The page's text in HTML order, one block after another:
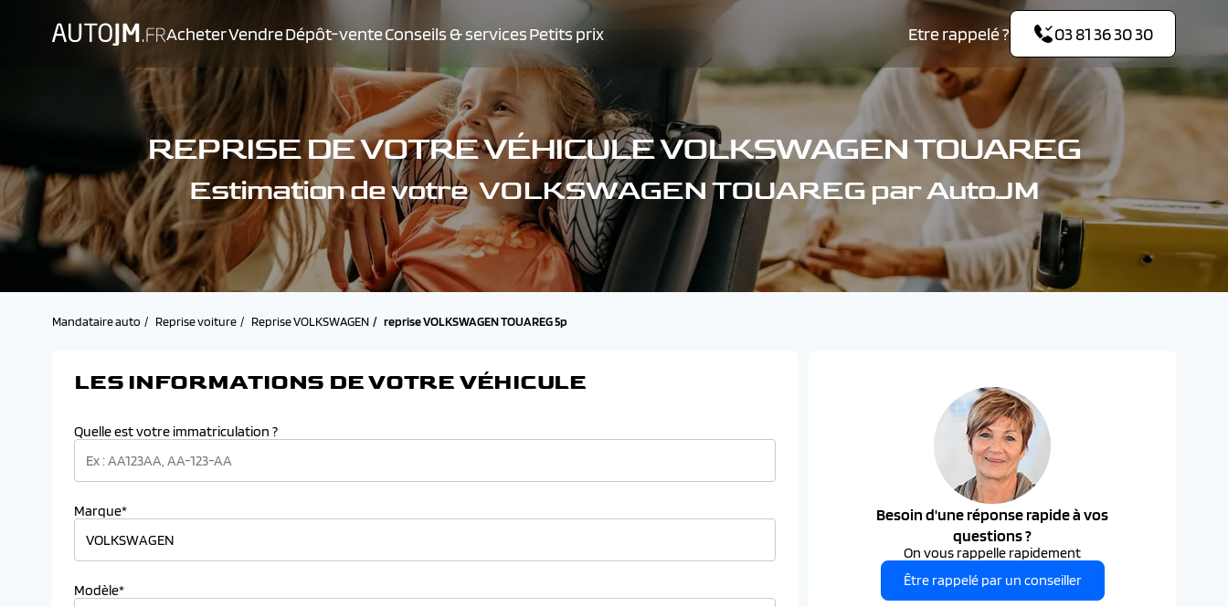
AcheterVendreDépôt-venteConseils & servicesPetits prix Etre rappelé ? 03 81 36 30 30
REPRISE DE VOTRE VÉHICULE VOLKSWAGEN TOUAREG
Estimation de votre VOLKSWAGEN TOUAREG par AutoJM
Mandataire auto Reprise voiture Reprise VOLKSWAGEN reprise VOLKSWAGEN TOUAREG 5p
LES INFORMATIONS DE VOTRE VÉHICULE
Quelle est votre immatriculation ?
Marque*
Modèle*
Besoin d'une réponse rapide à vos
questions ?
On vous rappelle rapidement
Être rappelé par un conseiller